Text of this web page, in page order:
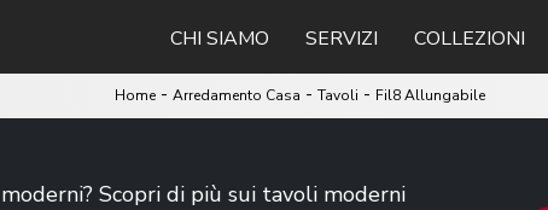
CHI SIAMO SERVIZI COLLEZIONI
Home- Arredamento Casa - Tavoli - Fil8 Allungabile
Scopri di più sui tavoli moderni